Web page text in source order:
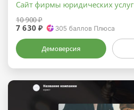
Сайт фирмы юридических услуг
10 900 ₽
7 630 ₽ 305 баллов Плюса
Демоверсия